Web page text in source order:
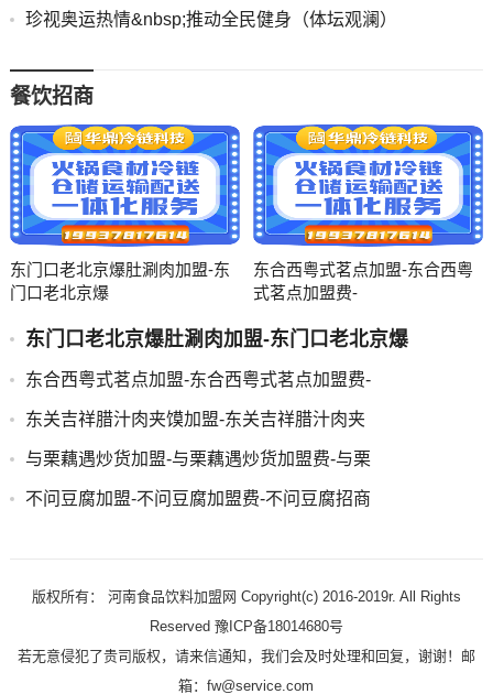
珍视奥运热情&nbsp;推动全民健身（体坛观澜）
餐饮招商
东门口老北京爆肚涮肉加盟-东
门口老北京爆
东合西粤式茗点加盟-东合西粤
式茗点加盟费-
东门口老北京爆肚涮肉加盟-东门口老北京爆
东合西粤式茗点加盟-东合西粤式茗点加盟费-
东关吉祥腊汁肉夹馍加盟-东关吉祥腊汁肉夹
与栗藕遇炒货加盟-与栗藕遇炒货加盟费-与栗
不问豆腐加盟-不问豆腐加盟费-不问豆腐招商
版权所有： 河南食品饮料加盟网 Copyright(c) 2016-2019r. All Rights
Reserved 豫ICP备18014680号
若无意侵犯了贵司版权，请来信通知，我们会及时处理和回复，谢谢！邮
箱：fw@service.com